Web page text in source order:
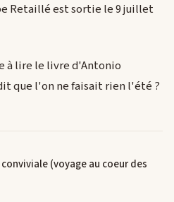
Retaillé est sortie le 9 juillet
à lire le livre d'Antonio
que l'on ne faisait rien l'été ?
(voyage au coeur des